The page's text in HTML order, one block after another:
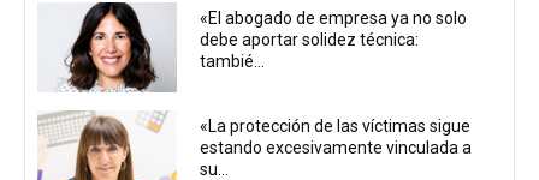
«El abogado de empresa ya no solo
debe aportar solidez técnica:
tambié...
«La protección de las víctimas sigue
estando excesivamente vinculada a
su...